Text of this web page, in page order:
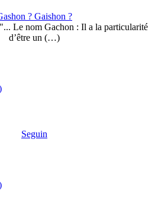
? Gaishon ?
Le nom Gachon : Il a la particularité
d’être un (…)
Seguin